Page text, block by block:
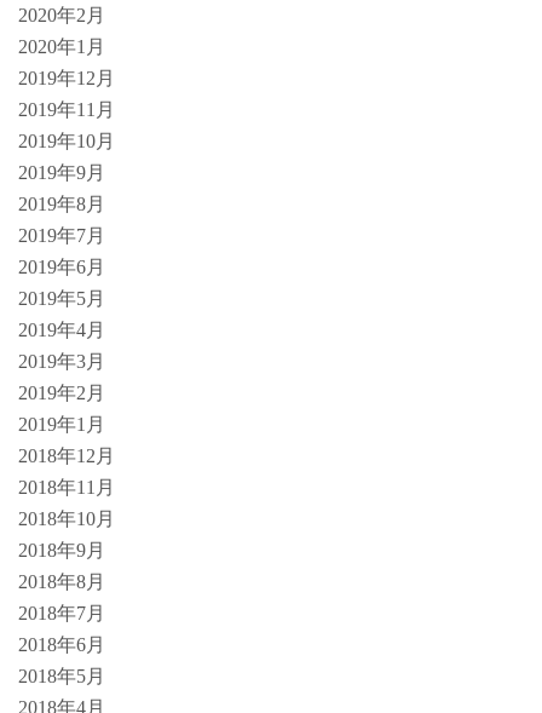
2020年2月
2020年1月
2019年12月
2019年11月
2019年10月
2019年9月
2019年8月
2019年7月
2019年6月
2019年5月
2019年4月
2019年3月
2019年2月
2019年1月
2018年12月
2018年11月
2018年10月
2018年9月
2018年8月
2018年7月
2018年6月
2018年5月
2018年4月